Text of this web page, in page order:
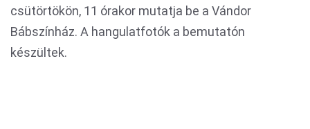
csütörtökön, 11 órakor mutatja be a Vándor
Bábszínház. A hangulatfotók a bemutatón
készültek.